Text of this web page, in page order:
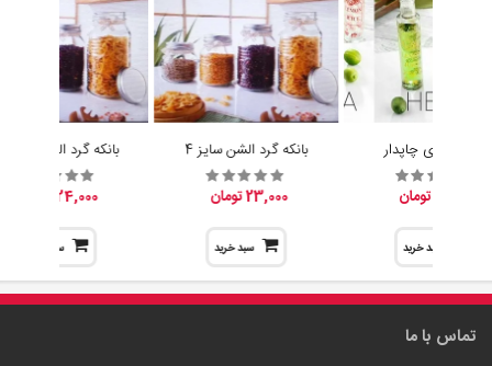
سبد خرید سبد خرید سبد خرید
تماس با ما
مدیریت :پخش بهنام
آدرس : عمده فروشی : تهران ، صالح اباد غربی ، خیابان کلهر ، کوچه مدرسه
تلفن همراه :09305942727
تلفن ثابت :